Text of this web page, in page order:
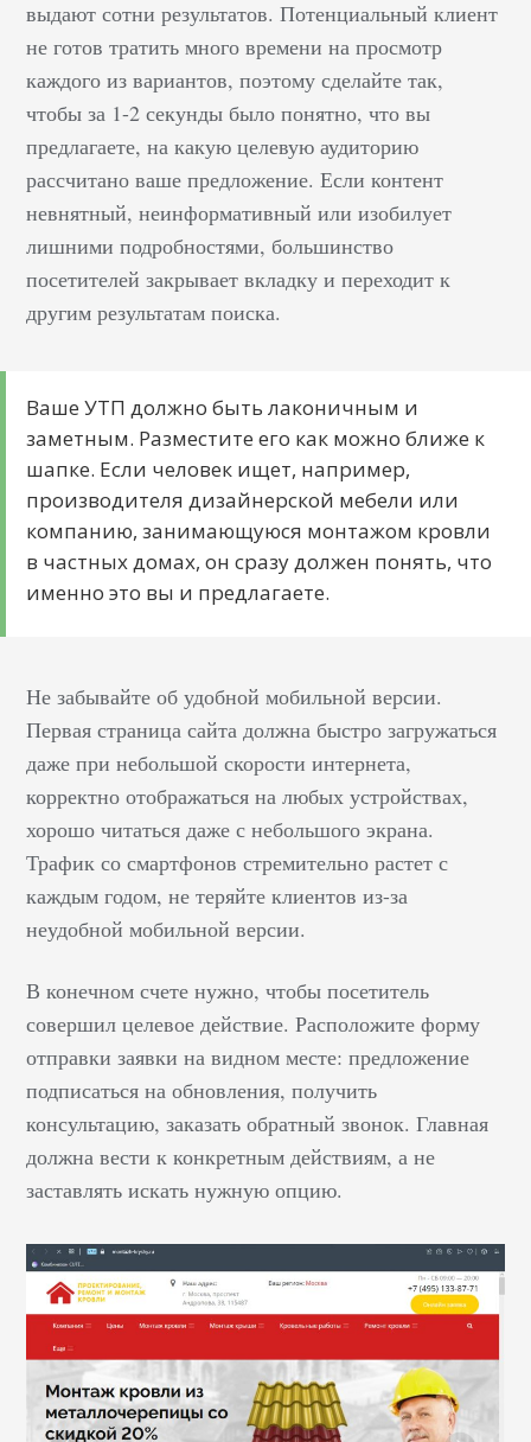
выдают сотни результатов. Потенциальный клиент
не готов тратить много времени на просмотр
каждого из вариантов, поэтому сделайте так,
чтобы за 1-2 секунды было понятно, что вы
предлагаете, на какую целевую аудиторию
рассчитано ваше предложение. Если контент
невнятный, неинформативный или изобилует
лишними подробностями, большинство
посетителей закрывает вкладку и переходит к
другим результатам поиска.
Ваше УТП должно быть лаконичным и
заметным. Разместите его как можно ближе к
шапке. Если человек ищет, например,
производителя дизайнерской мебели или
компанию, занимающуюся монтажом кровли
в частных домах, он сразу должен понять, что
именно это вы и предлагаете.
Не забывайте об удобной мобильной версии.
Первая страница сайта должна быстро загружаться
даже при небольшой скорости интернета,
корректно отображаться на любых устройствах,
хорошо читаться даже с небольшого экрана.
Трафик со смартфонов стремительно растет с
каждым годом, не теряйте клиентов из-за
неудобной мобильной версии.
В конечном счете нужно, чтобы посетитель
совершил целевое действие. Расположите форму
отправки заявки на видном месте: предложение
подписаться на обновления, получить
консультацию, заказать обратный звонок. Главная
должна вести к конкретным действиям, а не
заставлять искать нужную опцию.